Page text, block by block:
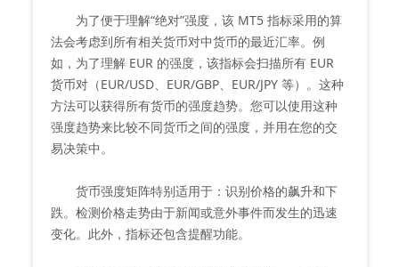
为了便于理解“绝对”强度，该 MT5 指标采用的算
法会考虑到所有相关货币对中货币的最近汇率。例
如，为了理解 EUR 的强度，该指标会扫描所有 EUR
货币对（EUR/USD、EUR/GBP、EUR/JPY 等）。这种
方法可以获得所有货币的强度趋势。您可以使用这种
强度趋势来比较不同货币之间的强度，并用在您的交
易决策中。
货币强度矩阵特别适用于：识别价格的飙升和下
跌。检测价格走势由于新闻或意外事件而发生的迅速
变化。此外，指标还包含提醒功能。